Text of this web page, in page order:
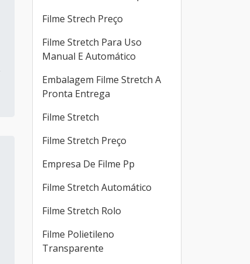
Filme Strech Preço
Filme Stretch Para Uso
Manual E Automático
Embalagem Filme Stretch A
Pronta Entrega
Filme Stretch
Filme Stretch Preço
Empresa De Filme Pp
Filme Stretch Automático
Filme Stretch Rolo
Filme Polietileno
Transparente